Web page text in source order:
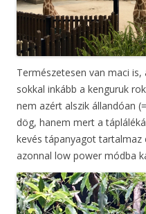
Természetesen van maci
sokkal inkább a kenguruk
nem azért alszik állandóan
dög, hanem mert a
kevés tápanyagot tartalmaz
azonnal low power módba